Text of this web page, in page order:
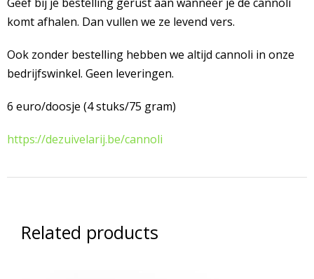
komt afhalen. Dan vullen we ze levend vers.
Ook zonder bestelling hebben we altijd cannoli in onze
bedrijfswinkel. Geen leveringen.
6 euro/doosje (4 stuks/75 gram)
https://dezuivelarij.be/cannoli
Related products